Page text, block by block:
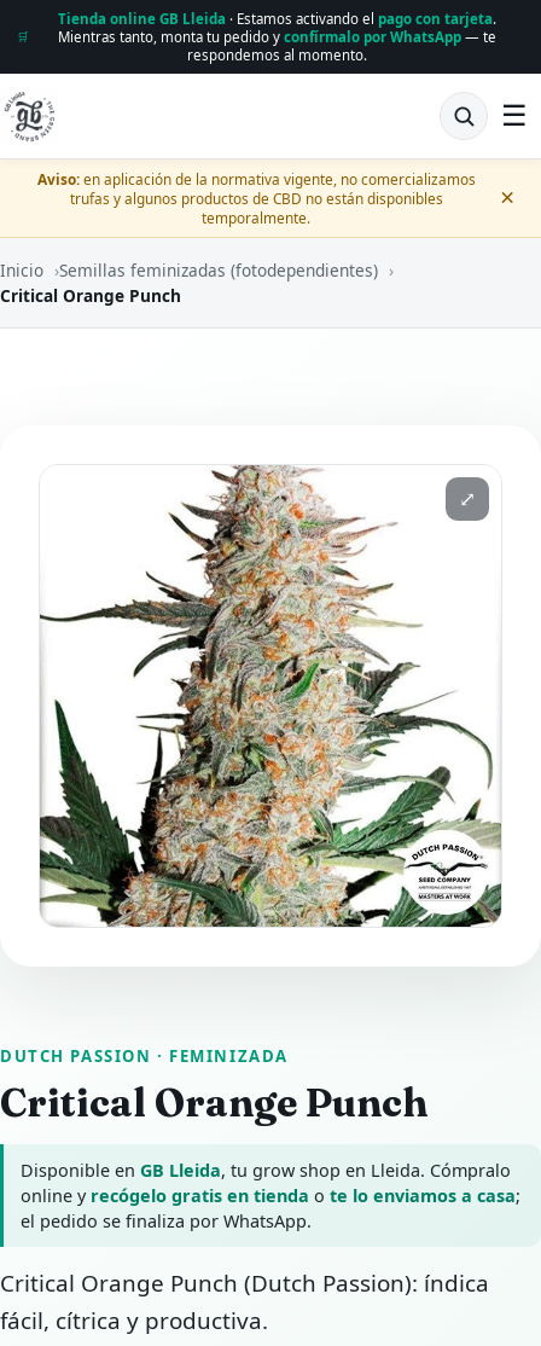
🛒
Tienda online GB Lleida · Estamos activando el pago con tarjeta.
Mientras tanto, monta tu pedido y confírmalo por WhatsApp— te
respondemos al momento.
☰
Aviso:en aplicación de la normativa vigente, no comercializamos
trufas y algunos productos de CBD no están disponibles
temporalmente.
×
Inicio ›Semillas feminizadas (fotodependientes) ›
Critical Orange Punch
⤢
DUTCH PASSION · FEMINIZADA
Critical Orange Punch
Disponible enGB Lleida, tu grow shop en Lleida. Cómpralo
online y recógelo gratis en tienda ote lo enviamos a casa;
el pedido se finaliza por WhatsApp.
Critical Orange Punch (Dutch Passion): índica
fácil, cítrica y productiva.